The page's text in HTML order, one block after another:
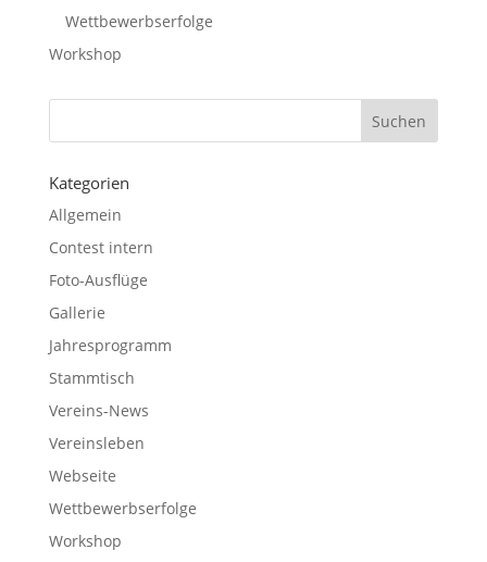
Wettbewerbserfolge
Workshop
Kategorien
Allgemein
Contest intern
Foto-Ausflüge
Gallerie
Jahresprogramm
Stammtisch
Vereins-News
Vereinsleben
Webseite
Wettbewerbserfolge
Workshop